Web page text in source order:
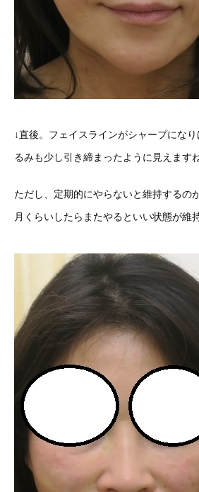
↓直後。フェイスラインがシャープにな
るみも少し引き締まったように見えますね
ただし、定期的にやらないと維持するの
月くらいしたらまたやるといい状態が維